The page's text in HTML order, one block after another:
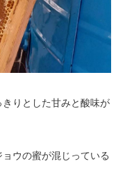
きりとした甘みと酸味が
ウの蜜が混じっている